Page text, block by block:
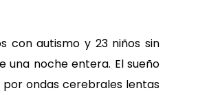
con autismo y 23 niños sin
una noche entera. El sueño
ondas cerebrales lentas